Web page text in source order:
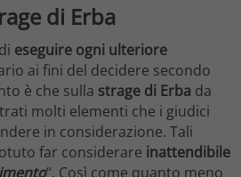
di Erba
eseguire ogni ulteriore
ai fini del decidere secondo
è che sulla strage di Erba da
molti elementi che i giudici
in considerazione. Tali
far considerare inattendibile
“. Così come quanto meno